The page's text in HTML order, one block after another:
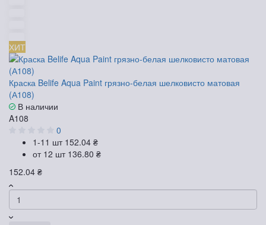
ХИТ
Краска Belife Aqua Paint грязно-белая шелковисто матовая
(А108)
В наличии
A108
0
1-11 шт 152.04 ₴
от 12 шт 136.80 ₴
152.04 ₴